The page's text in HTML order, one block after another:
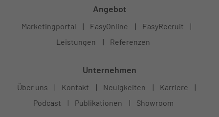
Angebot
Marketingportal EasyOnline
EasyRecruit
Leistungen
Referenzen
Unternehmen
Über uns Kontakt Neuigkeiten
Karriere
Podcast
Publikationen Showroom